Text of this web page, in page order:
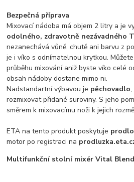
Bezpečná příprava
Mixovací nádoba má objem 2 litry a je
odolného, zdravotně nezávadného
nezanechává vůně, chutě ani barvu z
je i víko s odnímatelnou krytkou.
průběhu mixování aniž byste víko celé
obsah nádoby dostane mimo ni.
Nadstandartní výbavou je pěchovadlo
rozmixovat přidané suroviny. S jeho
směrem k mixovacímu noži k jejich
ETA na tento produkt poskytuje
motor po registraci na
Multifunkční stolní mixér Vital